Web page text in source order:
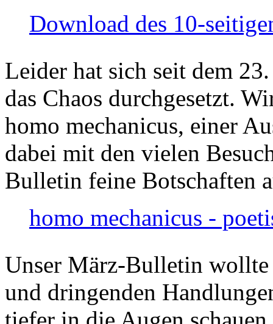
Download des 10-
Leider hat sich seit dem
das Chaos durchgesetzt.
homo mechanicus, einer
dabei mit den vielen
Bulletin feine Botschaften
homo mechanicus -
Unser März-Bulletin
und dringenden